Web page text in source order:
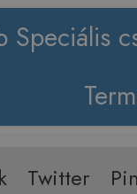
Speciális
Twitter